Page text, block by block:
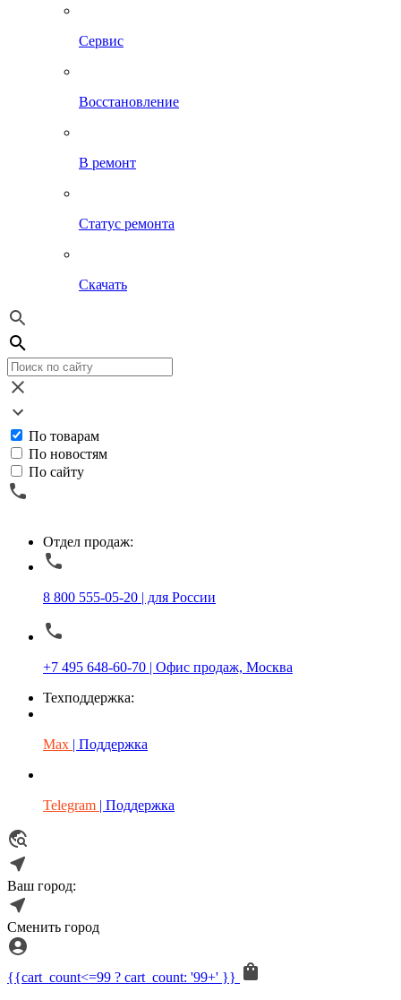
Сервис
Восстановление
В ремонт
Статус ремонта
Скачать
По товарам
По новостям
По сайту
Отдел продаж:
8 800 555-05-20 | для России
+7 495 648-60-70 | Офис продаж, Москва
Техподдержка:
Max | Поддержка
Telegram | Поддержка
Ваш город:
Сменить город
{{cart_count<=99 ? cart_count: '99+' }}